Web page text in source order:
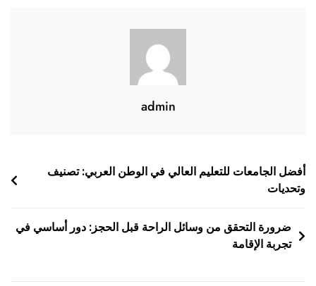
admin
تصفّح
المقالات
أفضل الجامعات للتعليم العالي في الوطن العربي: تصنيف
وتحديات
ضرورة التحقق من وسائل الراحة قبل الحجز: دور أساسي في
تجربة الإقامة